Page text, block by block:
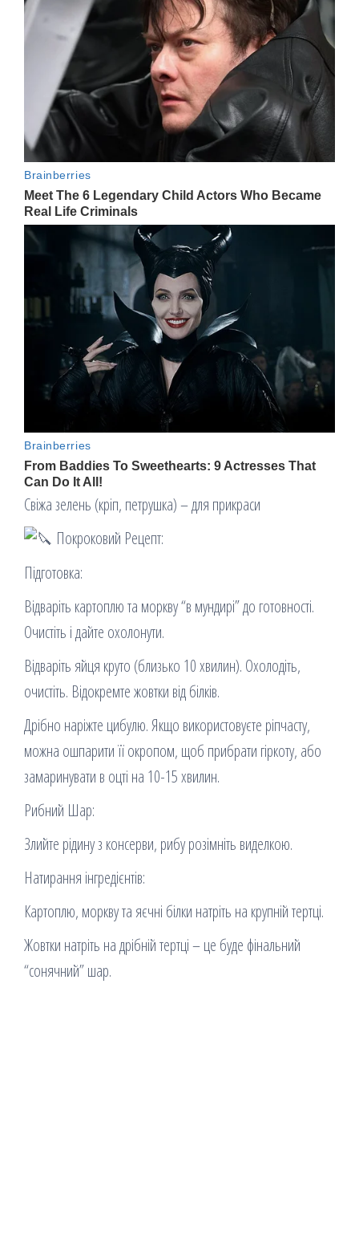
Свіжа зелень (кріп, петрушка) – для прикраси
Покроковий Рецепт:
Підготовка:
Відваріть картоплю та моркву “в мундирі” до готовності.
Очистіть і дайте охолонути.
Відваріть яйця круто (близько 10 хвилин). Охолодіть,
очистіть. Відокремте жовтки від білків.
Дрібно наріжте цибулю. Якщо використовуєте ріпчасту,
можна ошпарити її окропом, щоб прибрати гіркоту, або
замаринувати в оцті на 10-15 хвилин.
Рибний Шар:
Злийте рідину з консерви, рибу розімніть виделкою.
Натирання інгредієнтів:
Картоплю, моркву та яєчні білки натріть на крупній тертці.
Жовтки натріть на дрібній тертці – це буде фінальний
“сонячний” шар.